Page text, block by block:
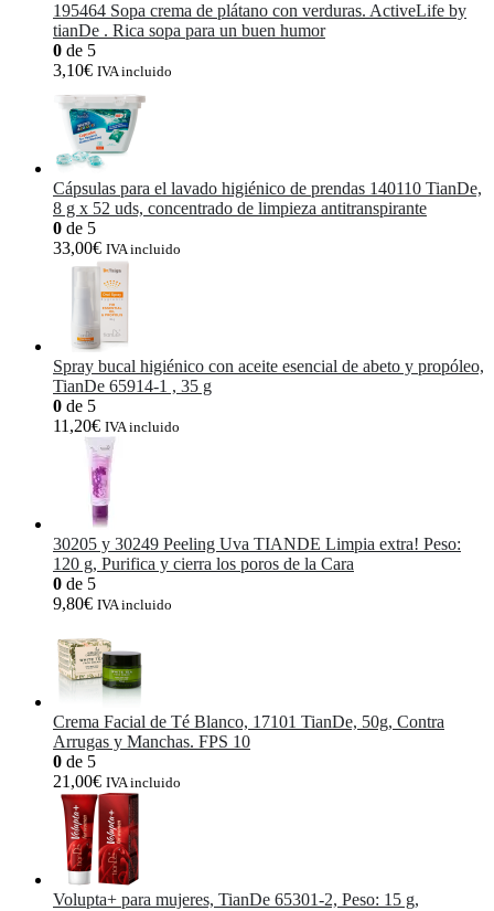
195464 Sopa crema de plátano con verduras. ActiveLife by
tianDe . Rica sopa para un buen humor
0 de 5
3,10€ IVA incluido
Cápsulas para el lavado higiénico de prendas 140110 TianDe,
8 g х 52 uds, concentrado de limpieza antitranspirante
0 de 5
33,00€ IVA incluido
Spray bucal higiénico con aceite esencial de abeto y propóleo,
TianDe 65914-1 , 35 g
0 de 5
11,20€ IVA incluido
30205 y 30249 Peeling Uva TIANDE Limpia extra! Peso:
120 g, Purifica y cierra los poros de la Cara
0 de 5
9,80€ IVA incluido
Crema Facial de Té Blanco, 17101 TianDe, 50g, Contra
Arrugas y Manchas. FPS 10
0 de 5
21,00€ IVA incluido
Volupta+ para mujeres, TianDe 65301-2, Peso: 15 g,